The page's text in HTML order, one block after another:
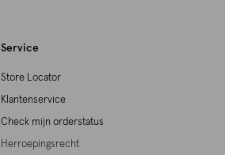
Service
Store Locator
Klantenservice
Check mijn orderstatus
Herroepingsrecht